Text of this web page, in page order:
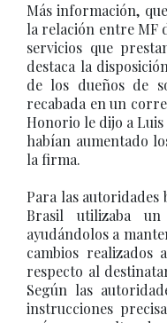
Más información,
la relación entre MF
servicios que
destaca la
de los dueños de
recabada en un
Honorio le dijo a
habían aumentado
la firma.
Para las autoridades
Brasil utilizaba
ayudándolos a
cambios realizados
respecto al
Según las
instrucciones